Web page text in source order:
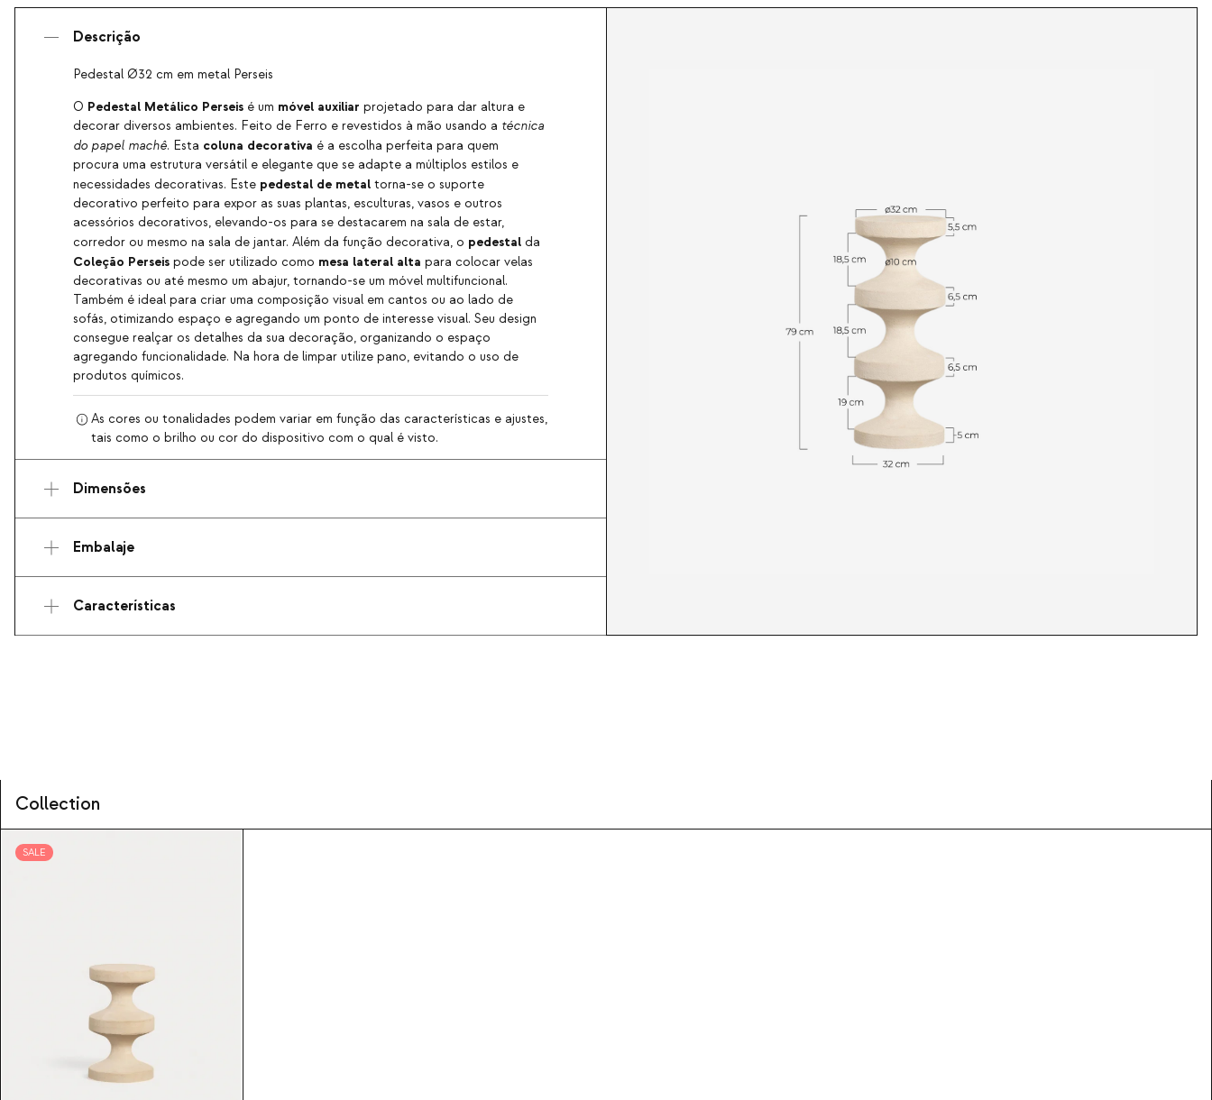
Descrição
Pedestal Ø32 cm em metal Perseis
O Pedestal Metálico Perseis é um móvel auxiliar projetado para dar altura e
decorar diversos ambientes. Feito de Ferro e revestidos à mão usando a técnica
do papel machê. Esta coluna decorativa é a escolha perfeita para quem
procura uma estrutura versátil e elegante que se adapte a múltiplos estilos e
necessidades decorativas. Este pedestal de metal torna-se o suporte
decorativo perfeito para expor as suas plantas, esculturas, vasos e outros
acessórios decorativos, elevando-os para se destacarem na sala de estar,
corredor ou mesmo na sala de jantar. Além da função decorativa, o pedestal da
Coleção Perseis pode ser utilizado como mesa lateral alta para colocar velas
decorativas ou até mesmo um abajur, tornando-se um móvel multifuncional.
Também é ideal para criar uma composição visual em cantos ou ao lado de
sofás, otimizando espaço e agregando um ponto de interesse visual. Seu design
consegue realçar os detalhes da sua decoração, organizando o espaço
agregando funcionalidade. Na hora de limpar utilize pano, evitando o uso de
produtos químicos.
As cores ou tonalidades podem variar em função das características e ajustes,
tais como o brilho ou cor do dispositivo com o qual é visto.
Dimensões
Embalaje
Características
Collection
SALE